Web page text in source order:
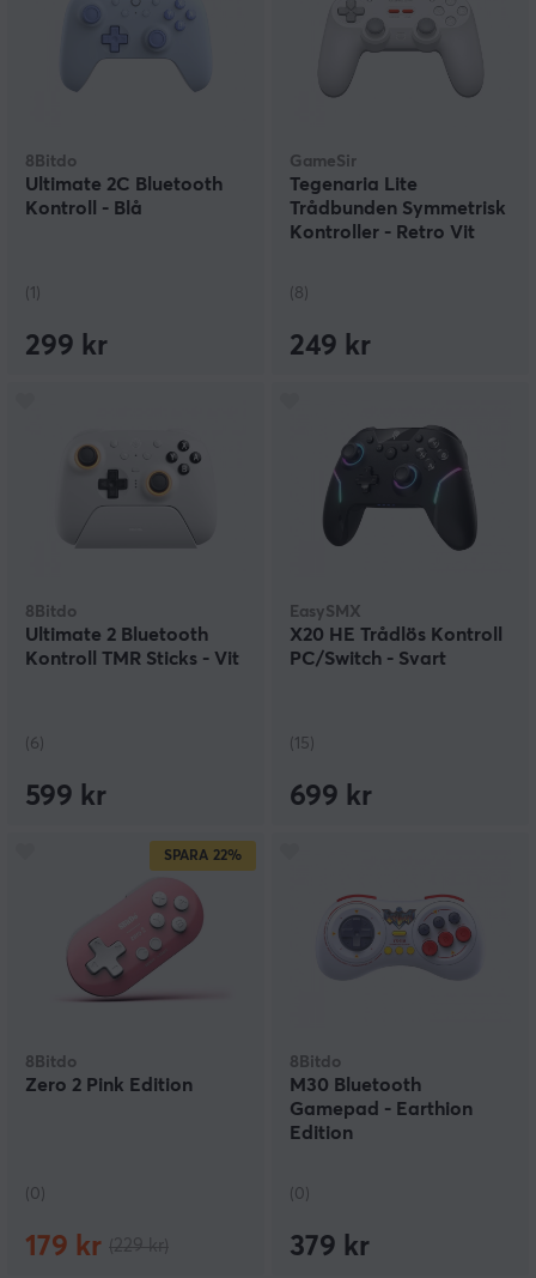
8Bitdo
Ultimate 2C Bluetooth
Kontroll - Blå
(1)
299 kr
GameSir
Tegenaria Lite
Trådbunden Symmetrisk
Kontroller - Retro Vit
(8)
249 kr
8Bitdo
Ultimate 2 Bluetooth
Kontroll TMR Sticks - Vit
(6)
599 kr
EasySMX
X20 HE Trådlös Kontroll
PC/Switch - Svart
(15)
699 kr
SPARA 22%
8Bitdo
Zero 2 Pink Edition
(0)
179 kr
8Bitdo
M30 Bluetooth
Gamepad - Earthion
Edition
(0)
379 kr